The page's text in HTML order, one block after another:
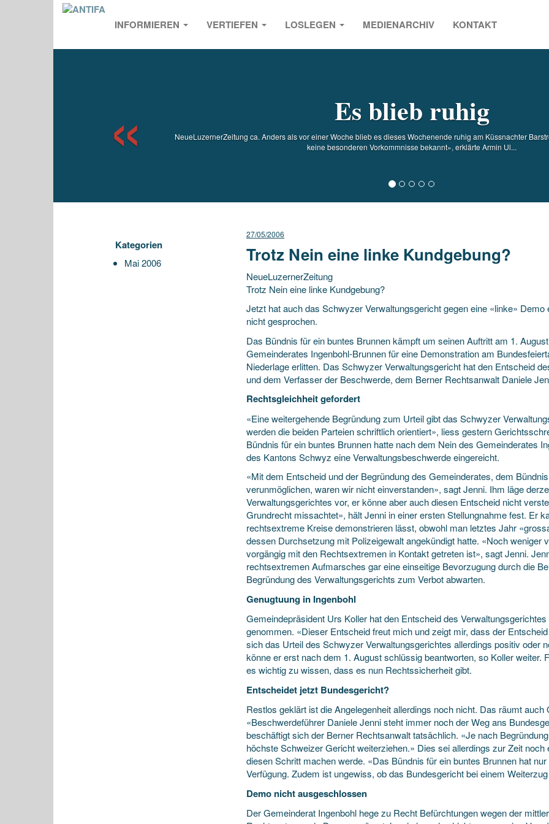
INFORMIEREN VERTIEFEN LOSLEGEN MEDIENARCHIV KONTAKT
Es blieb ruhig
NeueLuzernerZeitung ca. Anders als vor einer Woche blieb es dieses Wochenende ruhig am Küssnachter
keine besonderen Vorkommnisse bekannt», erklärte Armin Ul...
Kategorien
Mai 2006
27/05/2006
Trotz Nein eine linke Kundgebung?
NeueLuzernerZeitung
Trotz Nein eine linke Kundgebung?
Jetzt hat auch das Schwyzer Verwaltungsgericht gegen eine «linke»
nicht gesprochen.
Das Bündnis für ein buntes Brunnen kämpft um seinen Auftritt am 1.
Gemeinderates Ingenbohl-Brunnen für eine Demonstration am
Niederlage erlitten. Das Schwyzer Verwaltungsgericht hat den Entscheid
und dem Verfasser der Beschwerde, dem Berner Rechtsanwalt Daniele
Rechtsgleichheit gefordert
«Eine weitergehende Begründung zum Urteil gibt das Schwyzer
werden die beiden Parteien schriftlich orientiert», liess gestern
Bündnis für ein buntes Brunnen hatte nach dem Nein des Gemeinderates
des Kantons Schwyz eine Verwaltungsbeschwerde eingereicht.
«Mit dem Entscheid und der Begründung des Gemeinderates, dem
verunmöglichen, waren wir nicht einverstanden», sagt Jenni. Ihm läge
Verwaltungsgerichtes vor, er könne aber auch diesen Entscheid nicht
Grundrecht missachtet», hält Jenni in einer ersten Stellungnahme fest. Er
rechtsextreme Kreise demonstrieren lässt, obwohl man letztes Jahr
dessen Durchsetzung mit Polizeigewalt angekündigt hatte. «Noch weniger
vorgängig mit den Rechtsextremen in Kontakt getreten ist», sagt Jenni.
rechtsextremen Aufmarsches gar eine einseitige Bevorzugung durch die
Begründung des Verwaltungsgerichts zum Verbot abwarten.
Genugtuung in Ingenbohl
Gemeindepräsident Urs Koller hat den Entscheid des
genommen. «Dieser Entscheid freut mich und zeigt mir, dass der
sich das Urteil des Schwyzer Verwaltungsgerichtes allerdings positiv oder
könne er erst nach dem 1. August schlüssig beantworten, so Koller weiter.
es wichtig zu wissen, dass es nun Rechtssicherheit gibt.
Entscheidet jetzt Bundesgericht?
Restlos geklärt ist die Angelegenheit allerdings noch nicht. Das räumt auch
«Beschwerdeführer Daniele Jenni steht immer noch der Weg ans
beschäftigt sich der Berner Rechtsanwalt tatsächlich. «Je nach
höchste Schweizer Gericht weiterziehen.» Dies sei allerdings zur Zeit noch
diesen Schritt machen werde. «Das Bündnis für ein buntes Brunnen hat
Verfügung. Zudem ist ungewiss, ob das Bundesgericht bei einem
Demo nicht ausgeschlossen
Der Gemeinderat Ingenbohl hege zu Recht Befürchtungen wegen der